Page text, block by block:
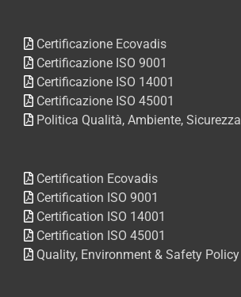
Certificazione Ecovadis
Certificazione ISO 9001
Certificazione ISO 14001
Certificazione ISO 45001
Politica Qualità, Ambiente, Sicurezza
Certification Ecovadis
Certification ISO 9001
Certification ISO 14001
Certification ISO 45001
Quality, Environment & Safety Policy